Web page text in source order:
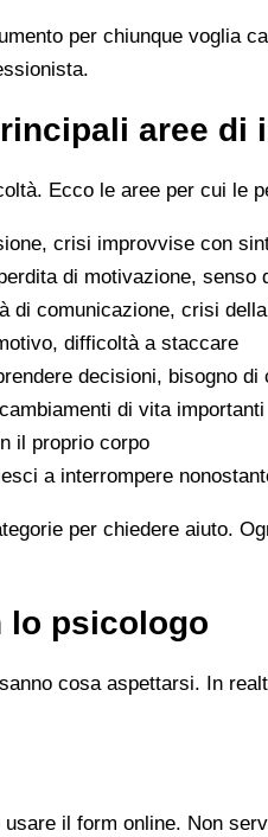
per chiunque voglia
aree di
Ecco le aree per cui le
crisi improvvise con
di motivazione, senso
di comunicazione, crisi
difficoltà a staccare
decisioni, bisogno di
di vita importanti
il proprio corpo
a interrompere
per chiedere aiuto.
lo psicologo
cosa aspettarsi. In
il form online. Non